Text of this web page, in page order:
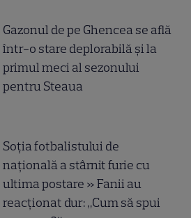
Gazonul de pe Ghencea se află
într-o stare deplorabilă și la
primul meci al sezonului
pentru Steaua
Soția fotbalistului de
națională a stârnit furie cu
ultima postare » Fanii au
reacționat dur: „Cum să spui